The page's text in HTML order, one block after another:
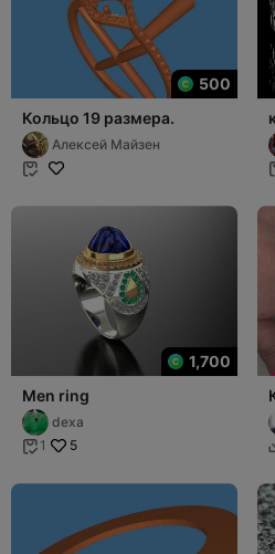
500
Кольцо 19 размера.
Алексей Майзен

1,700
Men ring
dexa
 1 5